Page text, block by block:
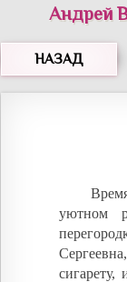
Андрей
НАЗАД
уютном